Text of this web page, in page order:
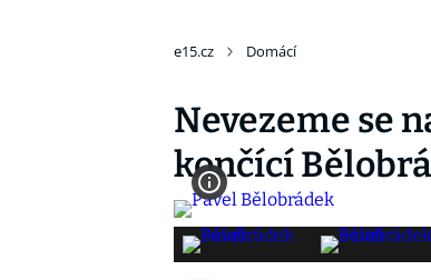
e15.cz Domácí
Nevezeme se
končící